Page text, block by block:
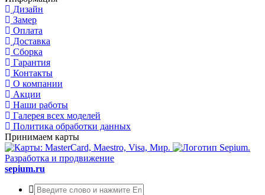
Дизайн
Замер
Оплата
Доставка
Сборка
Гарантия
Контакты
О компании
Акции
Наши работы
Галерея всех моделей
Политика обработки данных
Принимаем карты
Разработка и продвижение
sepium.ru